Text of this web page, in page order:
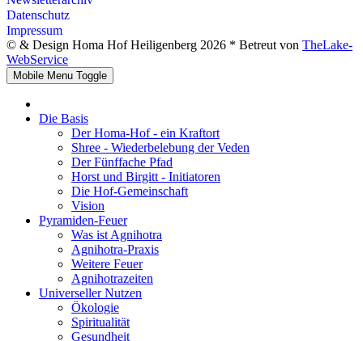
Datenschutz
Impressum
© & Design Homa Hof Heiligenberg 2026 * Betreut von TheLake-
WebService
Mobile Menu Toggle
Die Basis
Der Homa-Hof - ein Kraftort
Shree - Wiederbelebung der Veden
Der Fünffache Pfad
Horst und Birgitt - Initiatoren
Die Hof-Gemeinschaft
Vision
Pyramiden-Feuer
Was ist Agnihotra
Agnihotra-Praxis
Weitere Feuer
Agnihotrazeiten
Universeller Nutzen
Ökologie
Spiritualität
Gesundheit